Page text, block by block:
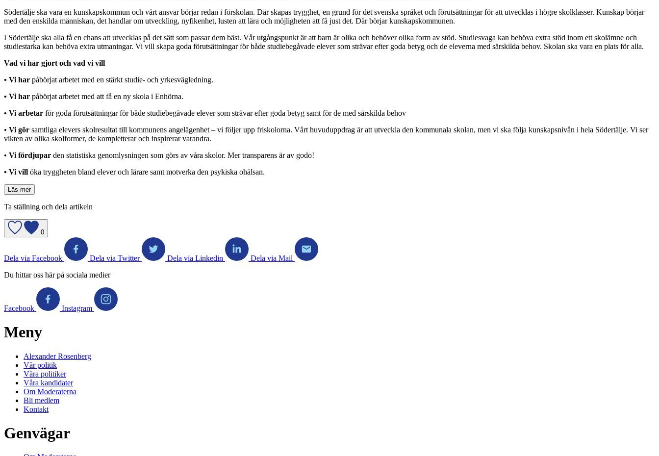
Södertälje ska vara en kunskapskommun och vårt ansvar börjar redan i förskolan. Där skapas trygghet, en grund för det svenska språket och förutsättningar för att utvecklas i högre skolklasser. Kunskap börjar
med den enskilda människan, det handlar om utveckling, nyfikenhet, lusten att lära och möjligheten att få just det. Där börjar kunskapskommunen.
I Södertälje ska alla få en chans att utvecklas på det sätt som passar dem bäst. Vår utgångspunkt är att barn är olika och behöver olika form av stöd. Studiesvaga kan behöva extra stöd inom ett skolämne och
studiestarka kan behöva extra utmaningar. Vi vill skapa goda förutsättningar för både studiebegåvade elever som strävar efter goda betyg och de eleverna med särskilda behov. Skolan ska vara en plats för alla.
Vad vi har gjort och vad vi vill
• Vi har påbörjat arbetet med en stärkt studie- och yrkesvägledning.
• Vi har påbörjat arbetet med att få en ny skola i Enhörna.
• Vi arbetar för goda förutsättningar för både studiebegåvade elever som strävar efter goda betyg samt för de med särskilda behov
• Vi gör samtliga elevers skolresultat till kommunens angelägenhet – vi följer upp friskolorna. Vårt huvuduppdrag är att utveckla den kommunala skolan, men vi ska följa kunskapsnivån i hela Södertälje. Vi ser
vikten av olika skolformer, de kompletterar och inspirerar varandra.
• Vi fördjupar den statistiska genomlysningen som görs av våra skolor. Mer transparens är av godo!
• Vi vill öka tryggheten bland elever och lärare samt motverka den psykiska ohälsan.
Läs mer
Ta ställning och dela artikeln
0
Dela via Facebook Dela via Twitter Dela via Linkedin
Dela via Mail
Du hittar oss här på sociala medier
Facebook Instagram
Meny
Alexander Rosenberg
Vår politik
Våra politiker
Våra kandidater
Om Moderaterna
Bli medlem
Kontakt
Genvägar